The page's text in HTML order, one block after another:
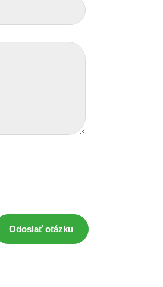
Odoslať otázku